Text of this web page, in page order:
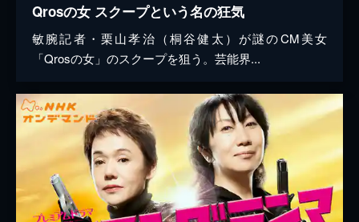
Qrosの女 スクープという名の狂気
敏腕記者・栗山孝治（桐谷健太）が謎のCM美女
「Qrosの女」のスクープを狙う。芸能界...